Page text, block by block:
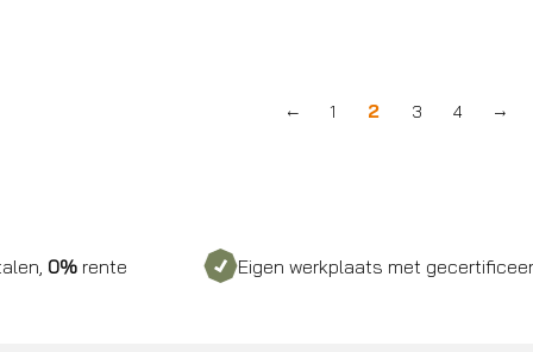
← 1 2 3 4 →
rente Eigen werkplaats met gecertificeerd